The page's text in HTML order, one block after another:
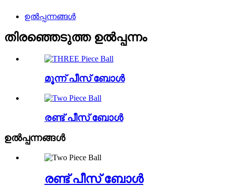
ഉൽപ്പന്നങ്ങൾ
തിരഞ്ഞെടുത്ത ഉൽപ്പന്നം
മൂന്ന് പീസ് ബോൾ
രണ്ട് പീസ് ബോൾ
ഉൽപ്പന്നങ്ങൾ
രണ്ട് പീസ് ബോൾ